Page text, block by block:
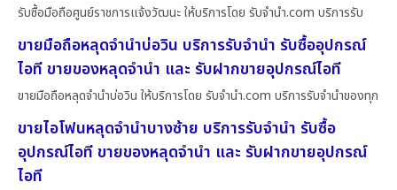
รับซื้อมือถือศูนย์ราชการแจ้งวัฒนะ ให้บริการโดย รับจํานํา.com บริการรับ
ขายมือถือหลุดจำนำบ่อวิน บริการรับจำนำ รับซื้ออุปกรณ์
ไอที ขายของหลุดจำนำ และ รับฝากขายอุปกรณ์ไอที
ขายมือถือหลุดจำนำบ่อวิน ให้บริการโดย รับจํานํา.com บริการรับจำนำของทุก
ขายไอโฟนหลุดจำนำบางซ้าย บริการรับจำนำ รับซื้อ
อุปกรณ์ไอที ขายของหลุดจำนำ และ รับฝากขายอุปกรณ์
ไอที